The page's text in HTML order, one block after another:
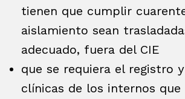
tienen que cumplir
aislamiento sean
adecuado, fuera del CIE
que se requiera el registro
clínicas de los internos que